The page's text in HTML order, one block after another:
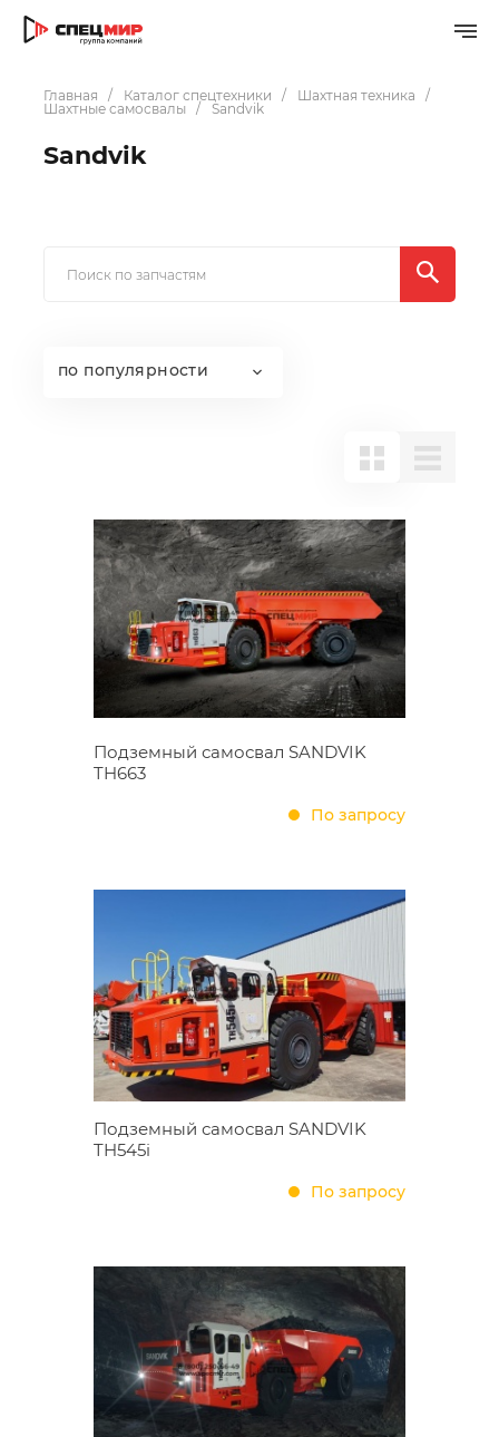
Главная Каталог спецтехники
Шахтная техника
Шахтные самосвалы
Sandvik
Sandvik
по популярности
Подземный самосвал SANDVIK
TH663
По запросу
Подземный самосвал SANDVIK
TH545i
По запросу